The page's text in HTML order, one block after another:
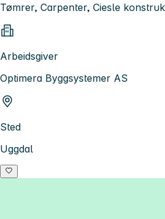
Tømrer, Carpenter, Ciesle
Arbeidsgiver
Optimera Byggsystemer AS
Sted
Uggdal